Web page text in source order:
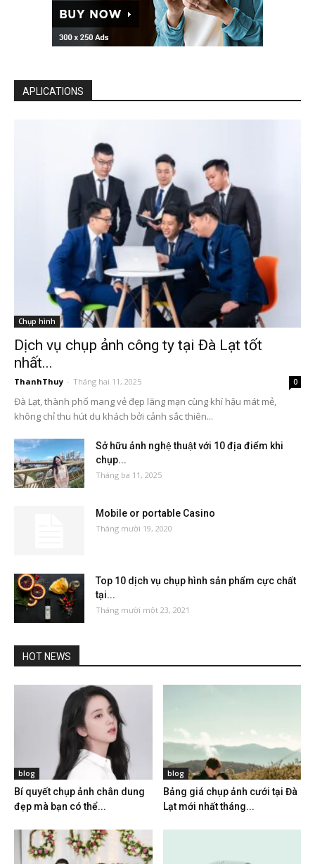
APLICATIONS
Chụp hình
Dịch vụ chụp ảnh công ty tại Đà Lạt tốt
nhất...
ThanhThuy - Tháng hai 11, 2025 0
Đà Lạt, thành phố mang vẻ đẹp lãng mạn cùng khí hậu mát mẻ,
không chỉ thu hút du khách bởi cảnh sắc thiên...
Sở hữu ảnh nghệ thuật với 10 địa điểm khi
chụp...
Tháng ba 11, 2025
Mobile or portable Casino
Tháng mười 19, 2020
Top 10 dịch vụ chụp hình sản phẩm cực chất
tại...
Tháng mười một 23, 2021
HOT NEWS
blog
Bí quyết chụp ảnh chân dung
đẹp mà bạn có thể...
blog
Bảng giá chụp ảnh cưới tại Đà
Lạt mới nhất tháng...